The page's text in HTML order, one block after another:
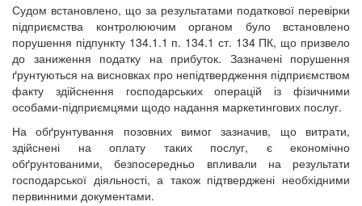
Судом встановлено, що за результатами податкової перевірки
підприємства контролюючим органом було встановлено
порушення підпункту 134.1.1 п. 134.1 ст. 134 ПК, що призвело
до заниження податку на прибуток. Зазначені порушення
ґрунтуються на висновках про непідтвердження підприємством
факту здійснення господарських операцій із фізичними
особами-підприємцями щодо надання маркетингових послуг.
На обґрунтування позовних вимог зазначив, що витрати,
здійснені на оплату таких послуг, є економічно
обґрунтованими, безпосередньо впливали на результати
господарської діяльності, а також підтверджені необхідними
первинними документами.